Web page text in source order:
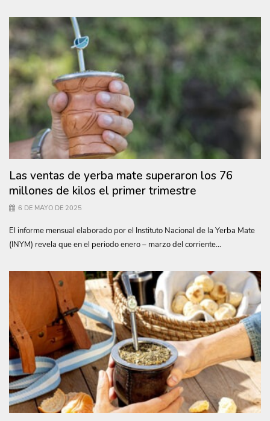
Las ventas de yerba mate superaron los 76
millones de kilos el primer trimestre
6 DE MAYO DE 2025
El informe mensual elaborado por el Instituto Nacional de la Yerba Mate
(INYM) revela que en el periodo enero – marzo del corriente...